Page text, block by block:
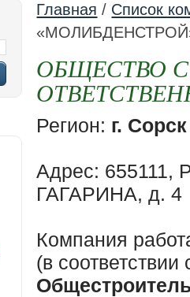
Главная / Список
ОБЩЕСТВО
Регион: г. Сорск
Адрес: 655111,
ГАГАРИНА, д. 4
Компания
(в